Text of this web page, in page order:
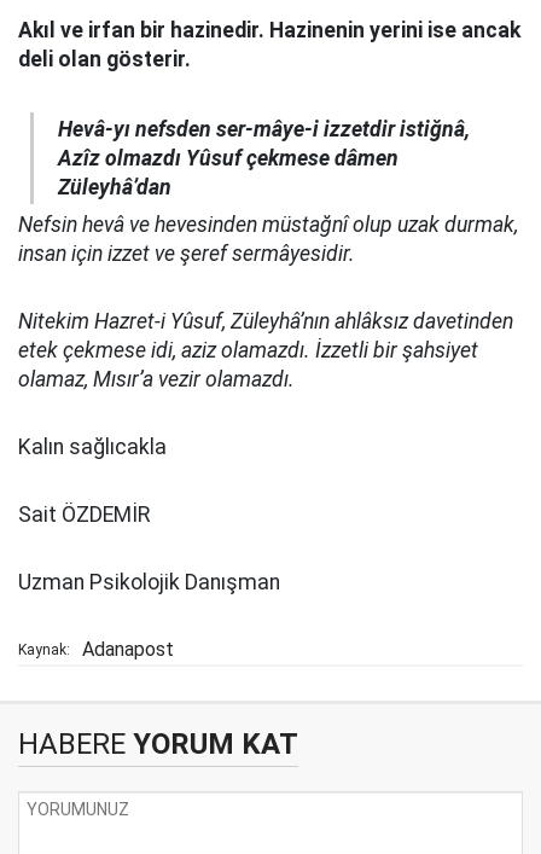
Akıl ve irfan bir hazinedir. Hazinenin yerini ise ancak
deli olan gösterir.
Hevâ-yı nefsden ser-mâye-i izzetdir istiğnâ,
Azîz olmazdı Yûsuf çekmese dâmen
Züleyhâ’dan
Nefsin hevâ ve hevesinden müstağnî olup uzak durmak,
insan için izzet ve şeref sermâyesidir.
Nitekim Hazret-i Yûsuf, Züleyhâ’nın ahlâksız davetinden
etek çekmese idi, aziz olamazdı. İzzetli bir şahsiyet
olamaz, Mısır’a vezir olamazdı.
Kalın sağlıcakla
Sait ÖZDEMİR
Uzman Psikolojik Danışman
Kaynak: Adanapost
HABERE YORUM KAT